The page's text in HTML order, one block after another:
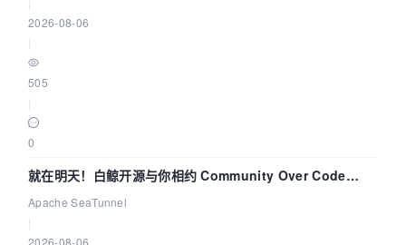
2026-08-06
505
0
就在明天！白鲸开源与你相约 Community Over Code
Asia 2026 主题演讲！
Apache SeaTunnel
2026-08-06